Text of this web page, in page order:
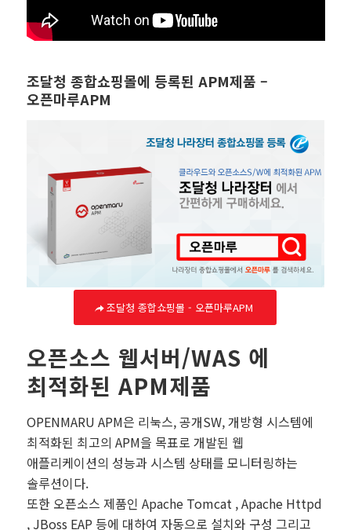
조달청 종합쇼핑몰에 등록된 APM제품 –
오픈마루APM
조달청 종합쇼핑몰 - 오픈마루APM
오픈소스 웹서버/WAS 에
최적화된 APM제품
OPENMARU APM은 리눅스, 공개SW, 개방형 시스템에
최적화된 최고의 APM을 목표로 개발된 웹
애플리케이션의 성능과 시스템 상태를 모니터링하는
솔루션이다.
또한 오픈소스 제품인 Apache Tomcat , Apache Httpd
, JBoss EAP 등에 대하여 자동으로 설치와 구성 그리고